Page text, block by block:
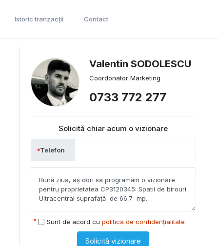
Istoric tranzacții Contact
Valentin SODOLESCU
Coordonator Marketing
0733 772 277
Solicită chiar acum o vizionare
Telefon
Sunt de acord cu politica de confidențialitate
Solicită vizionare